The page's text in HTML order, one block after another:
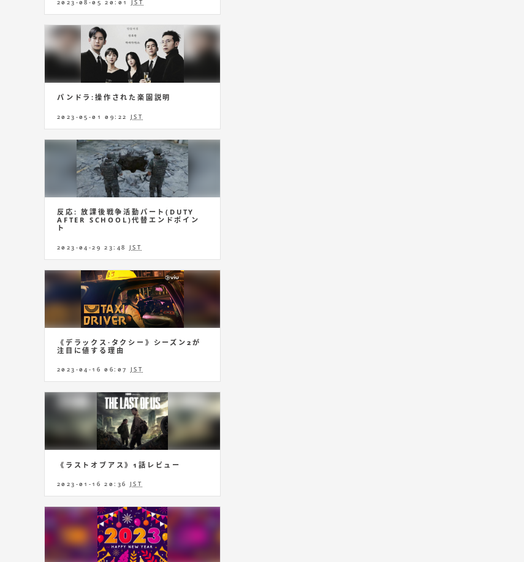
2023-08-05 20:01 JST
パンドラ:操作された楽園説明
2023-05-01 09:22 JST
反応: 放課後戦争活動パート(DUTY
AFTER SCHOOL)代替エンドポイン
ト
2023-04-29 23:48 JST
《デラックス·タクシー》シーズン2が
注目に値する理由
2023-04-16 06:07 JST
《ラストオブアス》1話レビュー
2023-01-16 20:36 JST